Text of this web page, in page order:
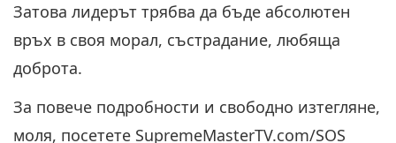
Затова лидерът трябва да бъде абсолютен
връх в своя морал, състрадание, любяща
доброта.
За повече подробности и свободно изтегляне,
моля, посетете SupremeMasterTV.com/SOS